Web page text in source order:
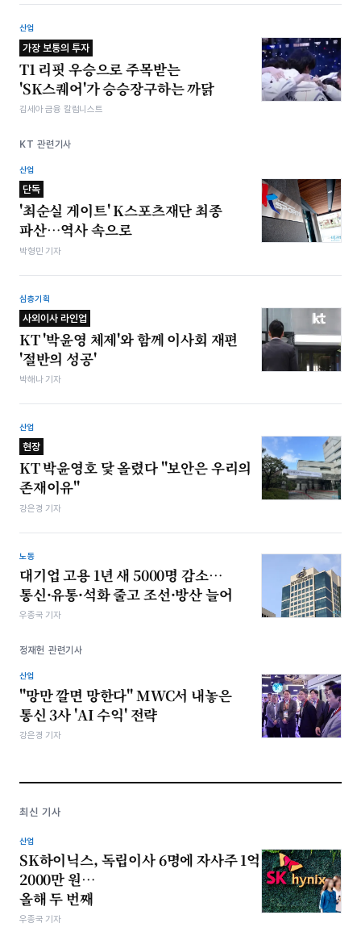
산업
가장 보통의 투자
T1 리핏 우승으로 주목받는
'SK스퀘어'가 승승장구하는 까닭
김세아 금융 칼럼니스트
KT 관련기사
산업
단독
'최순실 게이트' K스포츠재단 최종
파산…역사 속으로
박형민 기자
심층기획
사외이사 라인업
KT '박윤영 체제'와 함께 이사회 재편
'절반의 성공'
박해나 기자
산업
현장
KT 박윤영호 닻 올렸다 "보안은 우리의
존재이유"
강은경 기자
노동
대기업 고용 1년 새 5000명 감소…
통신·유통·석화 줄고 조선·방산 늘어
우종국 기자
정재헌 관련기사
산업
"망만 깔면 망한다" MWC서 내놓은
통신 3사 'AI 수익' 전략
강은경 기자
최신 기사
산업
SK하이닉스, 독립이사 6명에 자사주 1억
2000만 원…
올해 두 번째
우종국 기자